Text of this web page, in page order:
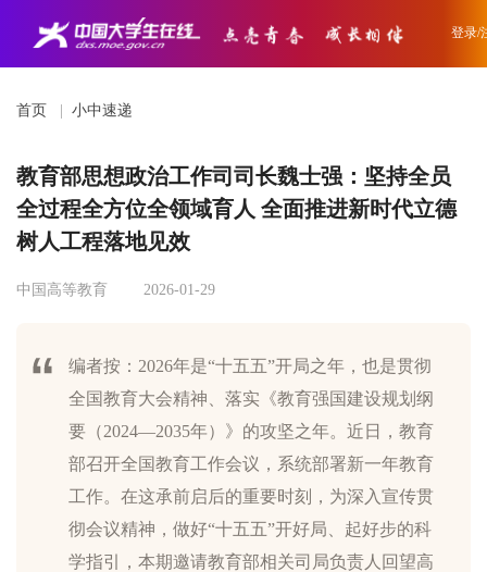
登录/
首页 小中速递
教育部思想政治工作司司长魏士强：坚持全员
全过程全方位全领域育人 全面推进新时代立德
树人工程落地见效
中国高等教育 2026-01-29
编者按：2026年是“十五五”开局之年，也是贯彻
全国教育大会精神、落实《教育强国建设规划纲
要（2024—2035年）》的攻坚之年。近日，教育
部召开全国教育工作会议，系统部署新一年教育
工作。在这承前启后的重要时刻，为深入宣传贯
彻会议精神，做好“十五五”开好局、起好步的科
学指引，本期邀请教育部相关司局负责人回望高